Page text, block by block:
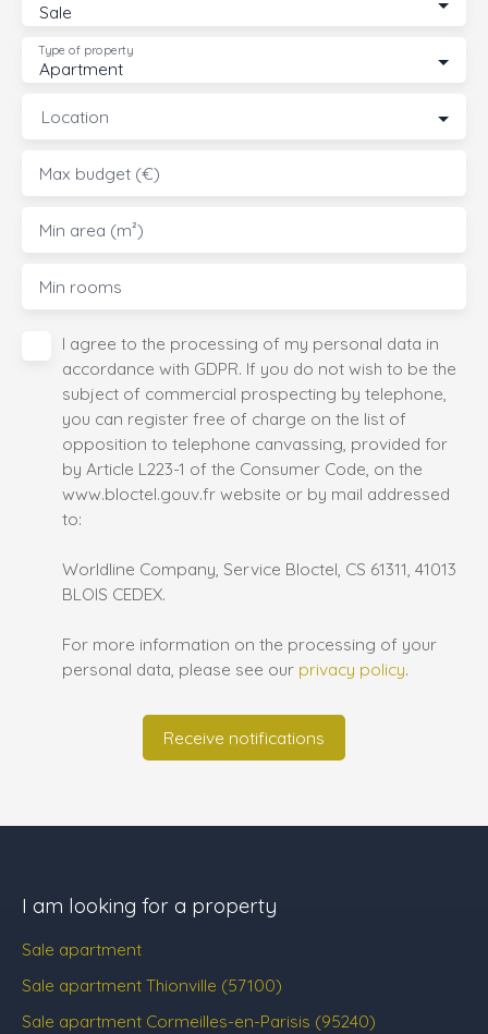
Sale
Apartment
Type of property
Location
Max budget (€)
Min area (m²)
Min rooms
I agree to the processing of my personal data in
accordance with GDPR. If you do not wish to be the
subject of commercial prospecting by telephone,
you can register free of charge on the list of
opposition to telephone canvassing, provided for
by Article L223-1 of the Consumer Code, on the
www.bloctel.gouv.fr website or by mail addressed
to:
Worldline Company, Service Bloctel, CS 61311, 41013
BLOIS CEDEX.
For more information on the processing of your
personal data, please see our privacy policy.
Receive notifications
I am looking for a property
Sale apartment
Sale apartment Thionville (57100)
Sale apartment Cormeilles-en-Parisis (95240)